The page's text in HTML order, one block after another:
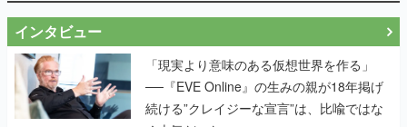
インタビュー
「現実より意味のある仮想世界を作る」
──『EVE Online』の生みの親が18年掲げ
続ける”クレイジーな宣言”は、比喩ではな